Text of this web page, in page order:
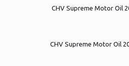
CHV Supreme Motor Oil
CHV Supreme Motor Oil